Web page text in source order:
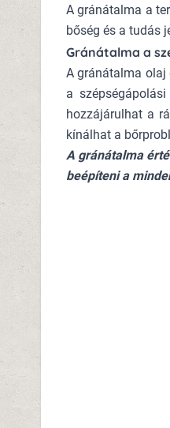
A gránátalma a
bőség és a tudás
Gránátalma a
A gránátalma olaj
a
hozzájárulhat a
kínálhat a
A gránátalma
beépíteni a